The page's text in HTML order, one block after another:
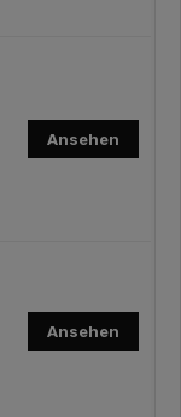
Ansehen
Ansehen